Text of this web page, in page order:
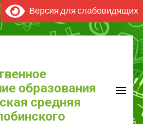
Версия для слабовидящих
образования
средняя